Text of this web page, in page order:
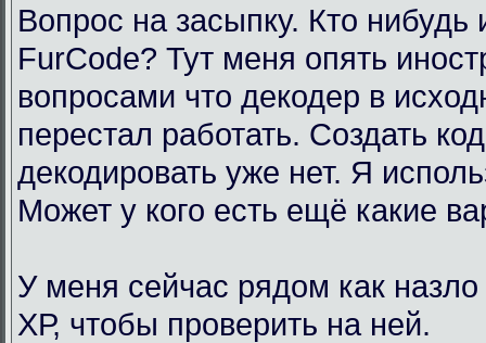
Вопрос на засыпку. Кто нибудь
FurCode? Тут меня опять
вопросами что декодер в
перестал работать. Создать
декодировать уже нет. Я
Может у кого есть ещё какие
У меня сейчас рядом как
ХР, чтобы проверить на ней.